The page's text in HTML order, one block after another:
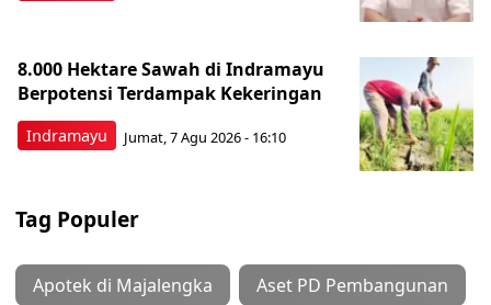
Indramayu
8.000 Hektare Sawah di Indramayu
Berpotensi Terdampak Kekeringan
Jumat, 7 Agu 2026 - 16:10
Tag Populer
Apotek di Majalengka Aset PD Pembangunan